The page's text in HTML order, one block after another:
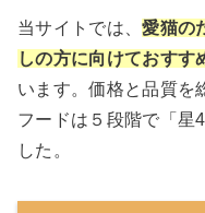
当サイトでは、愛猫の
しの方に向けておすす
います。価格と品質を
フードは５段階で「星
した。